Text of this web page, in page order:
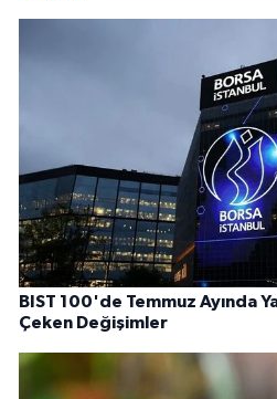
BIST 100'de Temmuz Ayında
Çeken Değişimler